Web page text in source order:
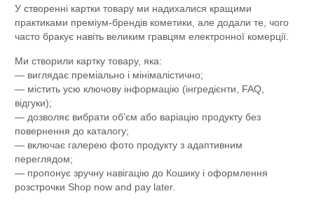
У створенні картки товару ми надихалися кращими
практиками преміум-брендів кометики, але додали те, чого
часто бракує навіть великим гравцям електронної комерції.
Ми створили картку товару, яка:
— виглядає преміально і мінімалістично;
— містить усю ключову інформацію (інгредієнти, FAQ,
відгуки);
— дозволяє вибрати об’єм або варіацію продукту без
повернення до каталогу;
— включає галерею фото продукту з адаптивним
переглядом;
— пропонує зручну навігацію до Кошику і оформлення
розстрочки Shop now and pay later.